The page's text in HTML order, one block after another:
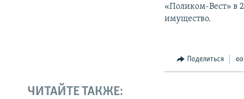
«Поликом-Вест» в
имущество.
Поделиться
ЧИТАЙТЕ ТАКЖЕ: